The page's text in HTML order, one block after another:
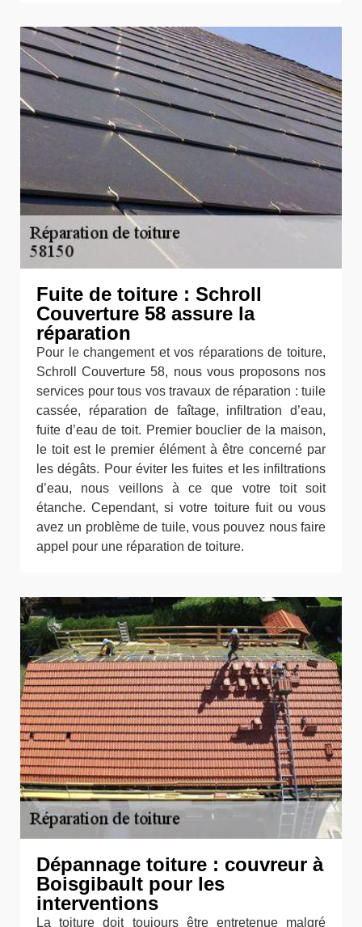
Fuite de toiture : Schroll
Couverture 58 assure la
réparation
Pour le changement et vos réparations de toiture,
Schroll Couverture 58, nous vous proposons nos
services pour tous vos travaux de réparation : tuile
cassée, réparation de faîtage, infiltration d’eau,
fuite d’eau de toit. Premier bouclier de la maison,
le toit est le premier élément à être concerné par
les dégâts. Pour éviter les fuites et les infiltrations
d’eau, nous veillons à ce que votre toit soit
étanche. Cependant, si votre toiture fuit ou vous
avez un problème de tuile, vous pouvez nous faire
appel pour une réparation de toiture.
Dépannage toiture : couvreur à
Boisgibault pour les
interventions
La toiture doit toujours être entretenue malgré